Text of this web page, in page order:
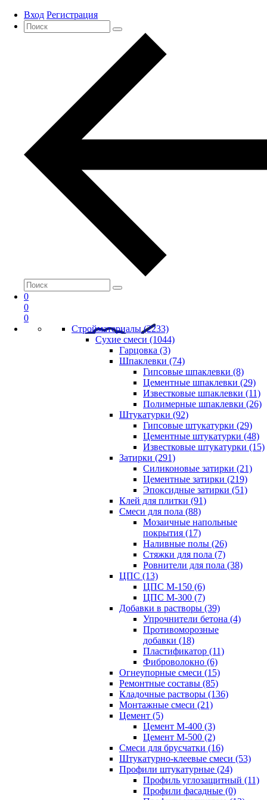
Вход Регистрация
0
0
0
Стройматериалы (2233)
Сухие смеси (1044)
Гарцовка (3)
Шпаклевки (74)
Гипсовые шпаклевки (8)
Цементные шпаклевки (29)
Известковые шпаклевки (11)
Полимерные шпаклевки (26)
Штукатурки (92)
Гипсовые штукатурки (29)
Цементные штукатурки (48)
Известковые штукатурки (15)
Затирки (291)
Силиконовые затирки (21)
Цементные затирки (219)
Эпоксидные затирки (51)
Клей для плитки (91)
Смеси для пола (88)
Мозаичные напольные
покрытия (17)
Наливные полы (26)
Стяжки для пола (7)
Ровнители для пола (38)
ЦПС (13)
ЦПС М-150 (6)
ЦПС М-300 (7)
Добавки в растворы (39)
Упрочнители бетона (4)
Противоморозные
добавки (18)
Пластификатор (11)
Фиброволокно (6)
Огнеупорные смеси (15)
Ремонтные составы (85)
Кладочные растворы (136)
Монтажные смеси (21)
Цемент (5)
Цемент М-400 (3)
Цемент М-500 (2)
Смеси для брусчатки (16)
Штукатурно-клеевые смеси (53)
Профили штукатурные (24)
Профиль углозащитный (11)
Профили фасадные (0)